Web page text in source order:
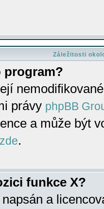
Záležitosti
program?
právy phpBB
a může být
zde.
funkce X?
a